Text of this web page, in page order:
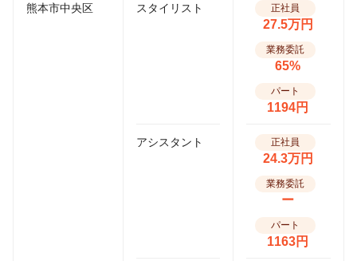
熊本市中央区 スタイリスト 正社員
27.5万円
業務委託
65%
パート
1194円
アシスタント 正社員
24.3万円
業務委託
ー
パート
1163円